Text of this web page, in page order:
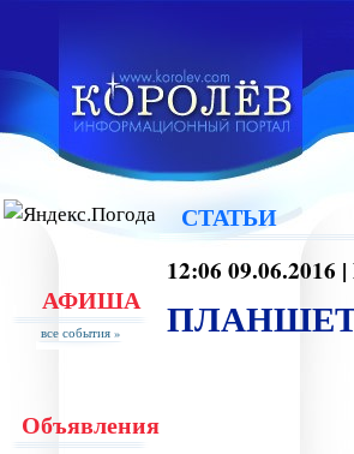
АФИША
все события »
Объявления
СТАТЬИ
12:06 09.06.2016
ПЛАНШЕТ